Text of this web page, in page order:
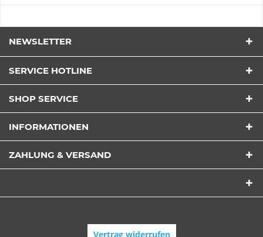
NEWSLETTER
SERVICE HOTLINE
SHOP SERVICE
INFORMATIONEN
ZAHLUNG & VERSAND
Vertrag widerrufen